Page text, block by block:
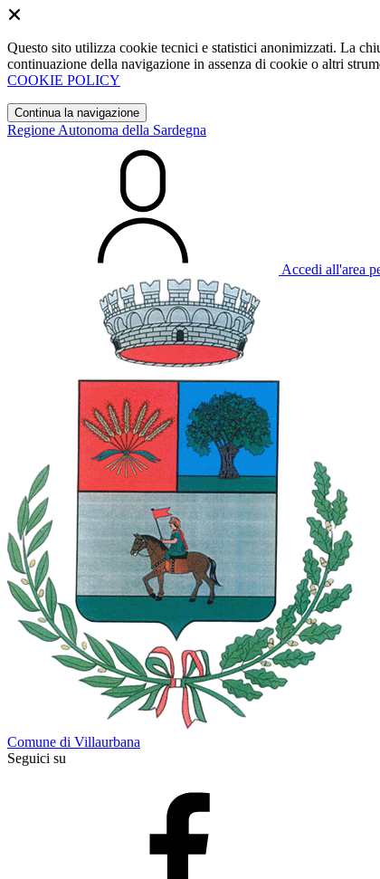
Questo sito utilizza cookie tecnici e statistici anonimizzati. La
continuazione della navigazione in assenza di cookie o altri
COOKIE POLICY
Continua la navigazione
Regione Autonoma della Sardegna
Accedi all'area
Comune di Villaurbana
Seguici su